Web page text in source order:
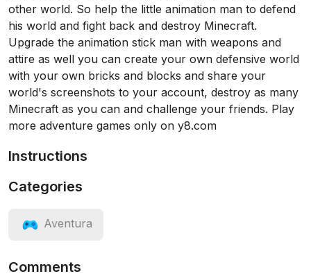
other world. So help the little animation man to defend
his world and fight back and destroy Minecraft.
Upgrade the animation stick man with weapons and
attire as well you can create your own defensive world
with your own bricks and blocks and share your
world's screenshots to your account, destroy as many
Minecraft as you can and challenge your friends. Play
more adventure games only on y8.com
Instructions
Categories
Aventura
Comments